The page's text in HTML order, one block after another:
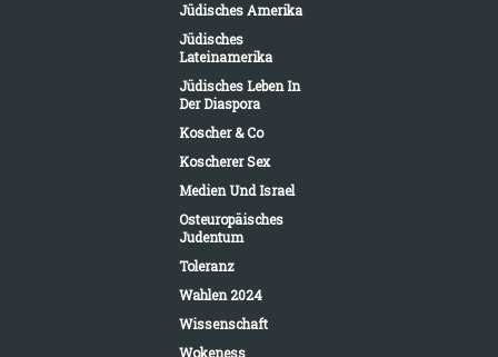
Jüdisches Amerika
Jüdisches
Lateinamerika
Jüdisches Leben In
Der Diaspora
Koscher & Co
Koscherer Sex
Medien Und Israel
Osteuropäisches
Judentum
Toleranz
Wahlen 2024
Wissenschaft
Wokeness